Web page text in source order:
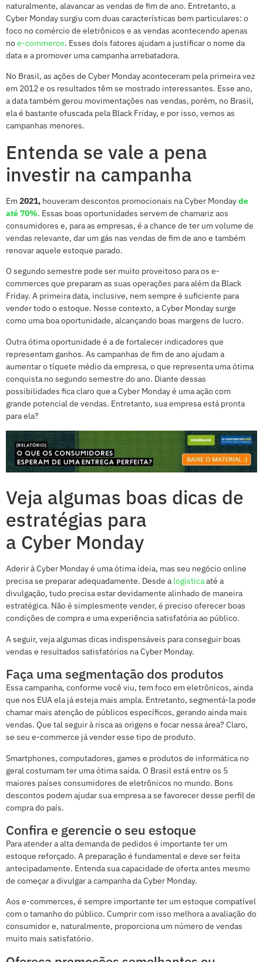
naturalmente, alavancar as vendas de fim de ano. Entretanto, a
Cyber Monday surgiu com duas características bem particulares: o
foco no comércio de eletrônicos e as vendas acontecendo apenas
noe-commerce. Esses dois fatores ajudam a justificar o nome da
data e a promover uma campanha arrebatadora.
No Brasil, as ações de Cyber Monday aconteceram pela primeira vez
em 2012 e os resultados têm se mostrado interessantes. Esse ano,
a data também gerou movimentações nas vendas, porém, no Brasil,
ela é bastante ofuscada pela Black Friday, e por isso, vemos as
campanhas menores.
Entenda se vale a pena
investir na campanha
Em 2021, houveram descontos promocionais na Cyber Mondayde
até 70%. Essas boas oportunidades servem de chamariz aos
consumidores e, para as empresas, é a chance de ter um volume de
vendas relevante, dar um gás nas vendas de fim de ano e também
renovar aquele estoque parado.
O segundo semestre pode ser muito proveitoso para os e-
commerces que preparam as suas operações para além da Black
Friday. A primeira data, inclusive, nem sempre é suficiente para
vender todo o estoque. Nesse contexto, a Cyber Monday surge
como uma boa oportunidade, alcançando boas margens de lucro.
Outra ótima oportunidade é a de fortalecer indicadores que
representam ganhos. As campanhas de fim de ano ajudam a
aumentar o tíquete médio da empresa, o que representa uma ótima
conquista no segundo semestre do ano. Diante dessas
possibilidades fica claro que a Cyber Monday é uma ação com
grande potencial de vendas. Entretanto, sua empresa está pronta
para ela?
Veja algumas boas dicas de
estratégias para
a Cyber Monday
Aderir à Cyber Monday é uma ótima ideia, mas seu negócio online
precisa se preparar adequadamente. Desde a logísticaaté a
divulgação, tudo precisa estar devidamente alinhado de maneira
estratégica. Não é simplesmente vender, é preciso oferecer boas
condições de compra e uma experiência satisfatória ao público.
A seguir, veja algumas dicas indispensáveis para conseguir boas
vendas e resultados satisfatórios na Cyber Monday.
Faça uma segmentação dos produtos
Essa campanha, conforme você viu, tem foco em eletrônicos, ainda
que nos EUA ela já esteja mais ampla. Entretanto, segmentá-la pode
chamar mais atenção de públicos específicos, gerando ainda mais
vendas. Que tal seguir à risca as origens e focar nessa área? Claro,
se seu e-commerce já vender esse tipo de produto.
Smartphones, computadores, games e produtos de informática no
geral costumam ter uma ótima saída. O Brasil está entre os 5
maiores países consumidores de eletrônicos no mundo. Bons
descontos podem ajudar sua empresa a se favorecer desse perfil de
compra do país.
Confira e gerencie o seu estoque
Para atender a alta demanda de pedidos é importante ter um
estoque reforçado. A preparação é fundamental e deve ser feita
antecipadamente. Entenda sua capacidade de oferta antes mesmo
de começar a divulgar a campanha da Cyber Monday.
Aos e-commerces, é sempre importante ter um estoque compatível
com o tamanho do público. Cumprir com isso melhora a avaliação do
consumidor e, naturalmente, proporciona um número de vendas
muito mais satisfatório.